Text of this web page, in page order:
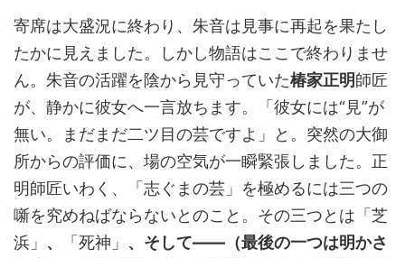
寄席は大盛況に終わり、朱音は見事に再起を果たし
たかに見えました。しかし物語はここで終わりませ
ん。朱音の活躍を陰から見守っていた椿家正明師匠
が、静かに彼女へ一言放ちます。「彼女には“見”が
無い。まだまだ二ツ目の芸ですよ」と。突然の大御
所からの評価に、場の空気が一瞬緊張しました。正
明師匠いわく、「志ぐまの芸」を極めるには三つの
噺を究めねばならないとのこと。その三つとは「芝
浜」 、 「死神」 、そして――（最後の一つは明かさ